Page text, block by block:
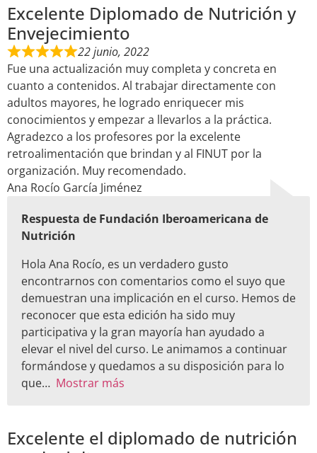
Excelente Diplomado de Nutrición y
Envejecimiento
22 junio, 2022
Fue una actualización muy completa y concreta en
cuanto a contenidos. Al trabajar directamente con
adultos mayores, he logrado enriquecer mis
conocimientos y empezar a llevarlos a la práctica.
Agradezco a los profesores por la excelente
retroalimentación que brindan y al FINUT por la
organización. Muy recomendado.
Ana Rocío García Jiménez
Respuesta de Fundación Iberoamericana de
Nutrición
Hola Ana Rocío, es un verdadero gusto
encontrarnos con comentarios como el suyo que
demuestran una implicación en el curso. Hemos de
reconocer que esta edición ha sido muy
participativa y la gran mayoría han ayudado a
elevar el nivel del curso. Le animamos a continuar
formándose y quedamos a su disposición para lo
que
Mostrar más
Excelente el diplomado de nutrición